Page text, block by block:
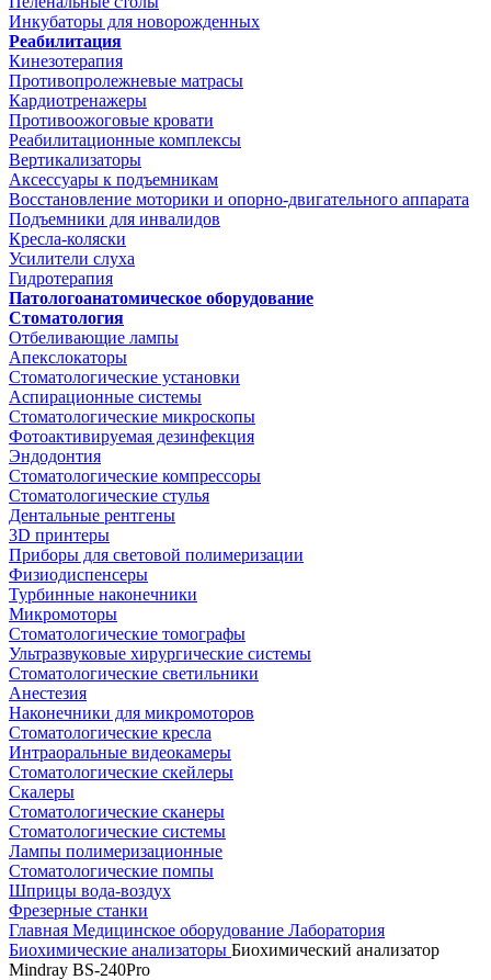
Инкубаторы для новорожденных
Реабилитация
Кинезотерапия
Противопролежневые матрасы
Кардиотренажеры
Противоожоговые кровати
Реабилитационные комплексы
Вертикализаторы
Аксессуары к подъемникам
Восстановление моторики и опорно-двигательного аппарата
Подъемники для инвалидов
Кресла-коляски
Усилители слуха
Гидротерапия
Патологоанатомическое оборудование
Стоматология
Отбеливающие лампы
Апекслокаторы
Стоматологические установки
Аспирационные системы
Стоматологические микроскопы
Фотоактивируемая дезинфекция
Эндодонтия
Стоматологические компрессоры
Стоматологические стулья
Дентальные рентгены
3D принтеры
Приборы для световой полимеризации
Физиодиспенсеры
Турбинные наконечники
Микромоторы
Стоматологические томографы
Ультразвуковые хирургические системы
Стоматологические светильники
Анестезия
Наконечники для микромоторов
Стоматологические кресла
Интраоральные видеокамеры
Стоматологические скейлеры
Скалеры
Стоматологические сканеры
Стоматологические системы
Лампы полимеризационные
Стоматологические помпы
Шприцы вода-воздух
Фрезерные станки
Главная Медицинское оборудование Лаборатория
Биохимические анализаторы Биохимический анализатор
Mindray BS-240Pro